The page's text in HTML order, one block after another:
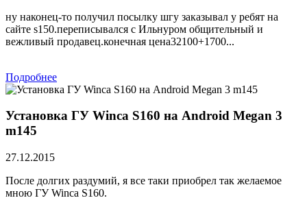
ну наконец-то получил посылку шгу заказывал у ребят на
сайте s150.переписывался с Ильнуром общительный и
вежливый продавец.конечная цена32100+1700...
Подробнее
Установка ГУ Winca S160 на Android Megan 3
m145
27.12.2015
После долгих раздумий, я все таки приобрел так желаемое
мною ГУ Winca S160.